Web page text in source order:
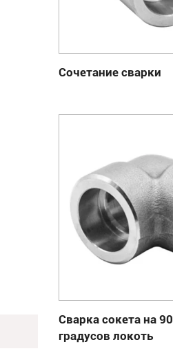
Сочетание сварки
Сварка сокета на 90
градусов локоть